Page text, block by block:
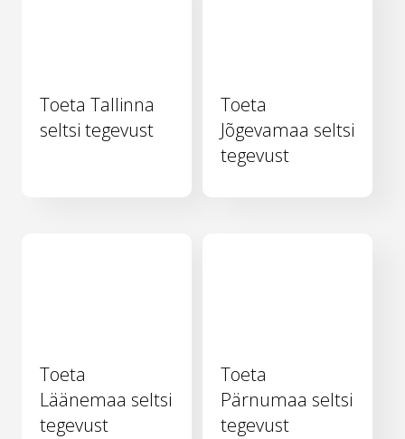
Toeta Tallinna
seltsi tegevust
Toeta
Jõgevamaa seltsi
tegevust
Toeta
Läänemaa seltsi
tegevust
Toeta
Pärnumaa seltsi
tegevust